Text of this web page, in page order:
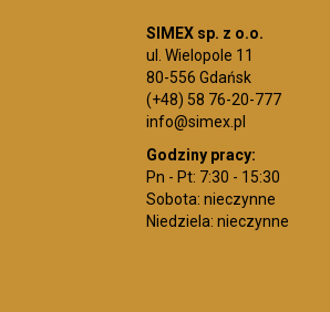
SIMEX sp. z o.o.
ul. Wielopole 11
80-556 Gdańsk
(+48) 58 76-20-777
info@simex.pl
Godziny pracy:
Pn - Pt: 7:30 - 15:30
Sobota: nieczynne
Niedziela: nieczynne